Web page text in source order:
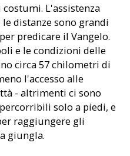
L'assistenza
distanze sono grandi
predicare il Vangelo.
e le condizioni delle
circa 57 chilometri di
l'accesso alle
- altrimenti ci sono
solo a piedi, e
raggiungere gli
giungla.